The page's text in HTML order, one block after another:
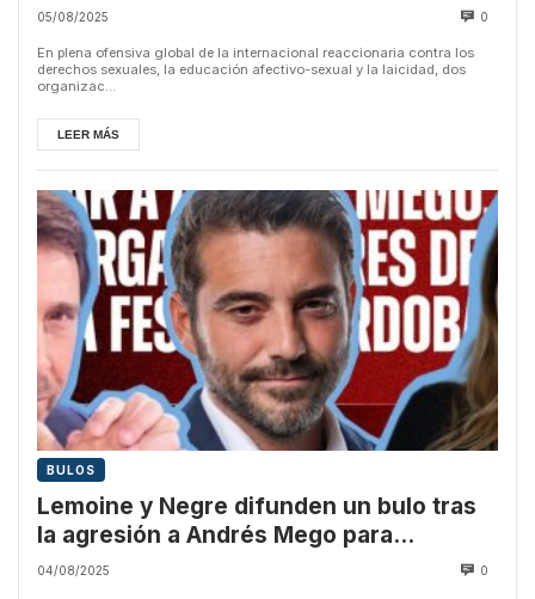
Cristianos
05/08/2025 0
En plena ofensiva global de la internacional reaccionaria contra los
derechos sexuales, la educación afectivo-sexual y la laicidad, dos
organizac...
LEER MÁS
BULOS
Lemoine y Negre difunden un bulo tras
la agresión a Andrés Mego para
victimizar a la ultraderecha
04/08/2025 0